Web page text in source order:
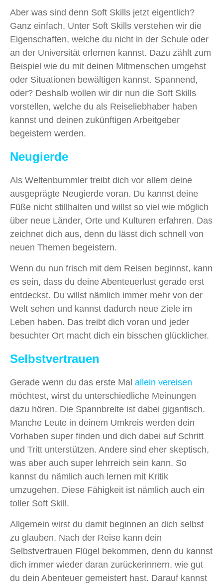
Aber was sind denn Soft Skills jetzt eigentlich?
Ganz einfach. Unter Soft Skills verstehen wir die
Eigenschaften, welche du nicht in der Schule oder
an der Universität erlernen kannst. Dazu zählt zum
Beispiel wie du mit deinen Mitmenschen umgehst
oder Situationen bewältigen kannst. Spannend,
oder? Deshalb wollen wir dir nun die Soft Skills
vorstellen, welche du als Reiseliebhaber haben
kannst und deinen zukünftigen Arbeitgeber
begeistern werden.
Neugierde
Als Weltenbummler treibt dich vor allem deine
ausgeprägte Neugierde voran. Du kannst deine
Füße nicht stillhalten und willst so viel wie möglich
über neue Länder, Orte und Kulturen erfahren. Das
zeichnet dich aus, denn du lässt dich schnell von
neuen Themen begeistern.
Wenn du nun frisch mit dem Reisen beginnst, kann
es sein, dass du deine Abenteuerlust gerade erst
entdeckst. Du willst nämlich immer mehr von der
Welt sehen und kannst dadurch neue Ziele im
Leben haben. Das treibt dich voran und jeder
besuchter Ort macht dich ein bisschen glücklicher.
Selbstvertrauen
Gerade wenn du das erste Mal allein vereisen
möchtest, wirst du unterschiedliche Meinungen
dazu hören. Die Spannbreite ist dabei gigantisch.
Manche Leute in deinem Umkreis werden dein
Vorhaben super finden und dich dabei auf Schritt
und Tritt unterstützen. Andere sind eher skeptisch,
was aber auch super lehrreich sein kann. So
kannst du nämlich auch lernen mit Kritik
umzugehen. Diese Fähigkeit ist nämlich auch ein
toller Soft Skill.
Allgemein wirst du damit beginnen an dich selbst
zu glauben. Nach der Reise kann dein
Selbstvertrauen Flügel bekommen, denn du kannst
dich immer wieder daran zurückerinnern, wie gut
du dein Abenteuer gemeistert hast. Darauf kannst